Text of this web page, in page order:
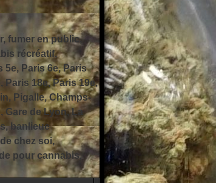
fumer en public,
récréatif,
5e, Paris 6e, Paris
Paris 18e, Paris 19e,
Pigalle, Champs-
Gare de Lyon, La
banlieue
chez soi,
pour cannabis,